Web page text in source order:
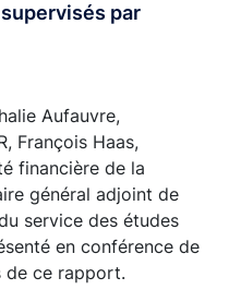
par
Aufauvre,
François Haas,
financière de la
général adjoint de
service des études
en conférence de
de ce rapport.